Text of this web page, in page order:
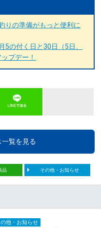
りの準備がもっと便利に
5の付く日と30日（5日、
プデー！
覧を見る
品 その他・お知らせ
の他・お知らせ